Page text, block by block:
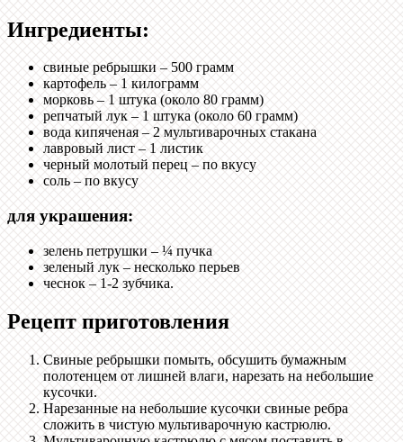
Ингредиенты:
свиные ребрышки – 500 грамм
картофель – 1 килограмм
морковь – 1 штука (около 80 грамм)
репчатый лук – 1 штука (около 60 грамм)
вода кипяченая – 2 мультиварочных стакана
лавровый лист – 1 листик
черный молотый перец – по вкусу
соль – по вкусу
для украшения:
зелень петрушки – ¼ пучка
зеленый лук – несколько перьев
чеснок – 1-2 зубчика.
Рецепт приготовления
Свиные ребрышки помыть, обсушить бумажным
полотенцем от лишней влаги, нарезать на небольшие
кусочки.
Нарезанные на небольшие кусочки свиные ребра
сложить в чистую мультиварочную кастрюлю.